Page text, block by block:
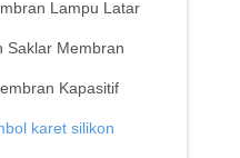
Lampu Latar
Saklar Membran
Kapasitif
karet silikon